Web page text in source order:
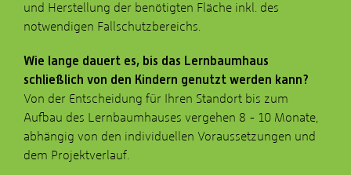
und Herstellung der benötigten Fläche inkl. des
notwendigen Fallschutzbereichs.
Wie lange dauert es, bis das Lernbaumhaus
schließlich von den Kindern genutzt werden kann?
Von der Entscheidung für Ihren Standort bis zum
Aufbau des Lernbaumhauses vergehen 8 - 10 Monate,
abhängig von den individuellen Voraussetzungen und
dem Projektverlauf.